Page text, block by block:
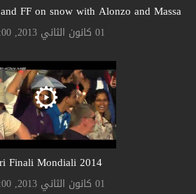
FF on snow with Alonzo and Massa
01 كانون الثاني 2013, 12:00 ص
Finali Mondiali 2014
01 كانون الثاني 2013, 12:00 ص